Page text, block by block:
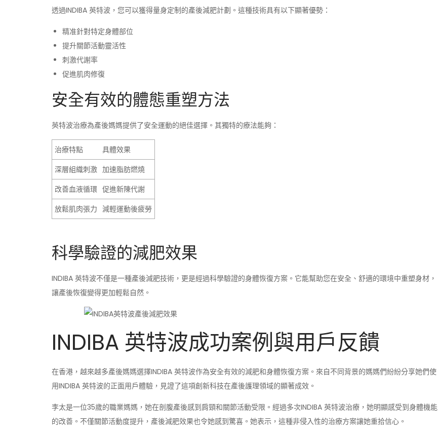
透過INDIBA 英特波，您可以獲得量身定制的產後減肥計劃。這種技術具有以下顯著優勢：
精准針對特定身體部位
提升關節活動靈活性
刺激代謝率
促進肌肉修復
安全有效的體態重塑方法
英特波治療為產後媽媽提供了安全運動的絕佳選擇。其獨特的療法能夠：
治療特點
具體效果
深層組織刺激 加速脂肪燃燒
改善血液循環 促進新陳代謝
放鬆肌肉張力 減輕運動後疲勞
科學驗證的減肥效果
INDIBA 英特波不僅是一種產後減肥技術，更是經過科學驗證的身體恢復方案。它能幫助您在安全、舒適的環境中重塑身材，
讓產後恢復變得更加輕鬆自然。
INDIBA 英特波成功案例與用戶反饋
在香港，越來越多產後媽媽選擇INDIBA 英特波作為安全有效的減肥和身體恢復方案。來自不同背景的媽媽們紛紛分享她們使
用INDIBA 英特波的正面用戶體驗，見證了這項創新科技在產後護理領域的顯著成效。
李太是一位35歲的職業媽媽，她在剖腹產後感到肩頸和關節活動受限。經過多次INDIBA 英特波治療，她明顯感受到身體機能
的改善。不僅關節活動度提升，產後減肥效果也令她感到驚喜。她表示，這種非侵入性的治療方案讓她重拾信心。